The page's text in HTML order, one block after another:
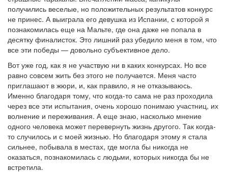
получились веселые, но положительных результатов конкурс
не принес. А выиграла его девушка из Испании, с которой я
познакомилась еще на Мальте, где она даже не попала в
десятку финалисток. Это лишний раз убедило меня в том, что
все эти победы — довольно субъективное дело.
Вот уже год, как я не участвую ни в каких конкурсах. Но все
равно совсем жить без этого не получается. Меня часто
приглашают в жюри, и, как правило, я не отказываюсь.
Именно благодаря тому, что когда-то сама не раз проходила
через все эти испытания, очень хорошо понимаю участниц, их
волнение и переживания. А еще знаю, насколько мнение
одного человека может перевернуть жизнь другого. Так когда-
то случилось и с моей жизнью. Но благодаря этому я стала
сильнее, побывала в местах, где могла бы никогда не
оказаться, познакомилась с людьми, которых никогда бы не
встретила.